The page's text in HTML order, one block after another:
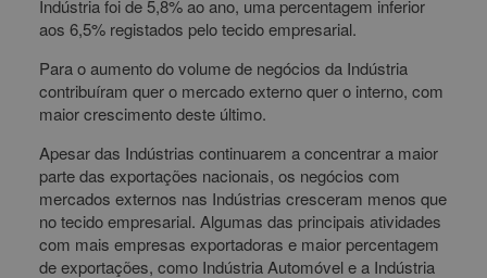
Indústria foi de 5,8% ao ano, uma percentagem inferior
aos 6,5% registados pelo tecido empresarial.
Para o aumento do volume de negócios da Indústria
contribuíram quer o mercado externo quer o interno, com
maior crescimento deste último.
Apesar das Indústrias continuarem a concentrar a maior
parte das exportações nacionais, os negócios com
mercados externos nas Indústrias cresceram menos que
no tecido empresarial. Algumas das principais atividades
com mais empresas exportadoras e maior percentagem
de exportações, como Indústria Automóvel e a Indústria